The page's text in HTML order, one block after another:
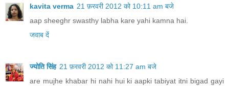
kavita verma 21 फ़रवरी 2012 को 10:11 am बजे
aap sheeghr swasthy labha kare yahi kamna hai.
जवाब दें
ज्योति सिंह 21 फ़रवरी 2012 को 11:27 am बजे
are mujhe khabar hi nahi hui ki aapki tabiyat itni bigad gayi